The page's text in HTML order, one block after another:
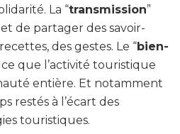
La “transmission”
de partager des savoir-
des gestes. Le “bien-
ce que l’activité touristique
entière. Et notamment
restés à l’écart des
touristiques.